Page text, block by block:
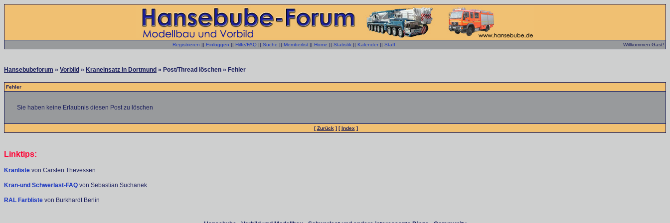
Registrieren || Einloggen || Hilfe/FAQ || Suche || Memberlist || Home || Statistik || Kalender || Staff Willkommen Gast!
Hansebubeforum » Vorbild » Kraneinsatz in Dortmund » Post/Thread löschen » Fehler
Fehler
Sie haben keine Erlaubnis diesen Post zu löschen
[Zurück ] [Index ]
Linktips:
Kranliste von Carsten Thevessen
Kran-und Schwerlast-FAQ von Sebastian Suchanek
RAL Farbliste von Burkhardt Berlin